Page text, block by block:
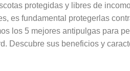
protegidas y libres de
es fundamental protegerlas
los 5 mejores antipulgas para
Descubre sus beneficios y